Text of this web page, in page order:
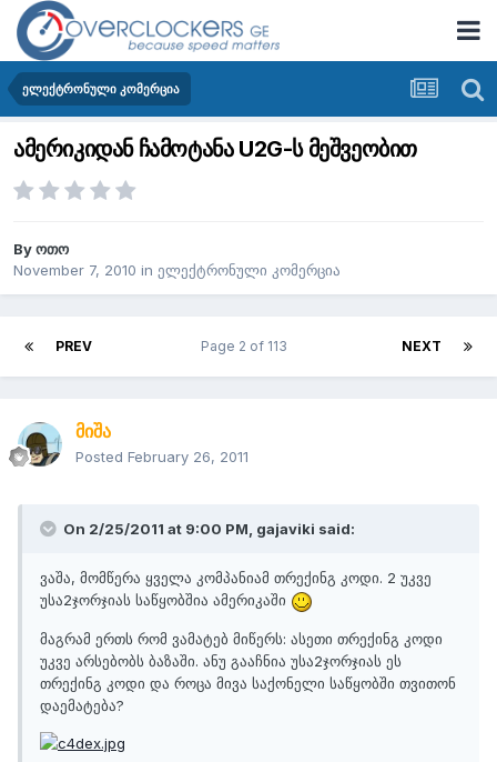
ელექტრონული კომერცია
ამერიკიდან ჩამოტანა U2G-ს მეშვეობით
Byოთო
November 7, 2010 in ელექტრონული კომერცია
PREV NEXT
Page 2 of 113
მიშა
Posted February 26, 2011
On 2/25/2011 at 9:00 PM, gajaviki said:
ვაშა, მომწერა ყველა კომპანიამ თრექინგ კოდი. 2 უკვე
უსა2ჯორჯიას საწყობშია ამერიკაში
მაგრამ ერთს რომ ვამატებ მიწერს: ასეთი თრექინგ კოდი
უკვე არსებობს ბაზაში. ანუ გააჩნია უსა2ჯორჯიას ეს
თრექინგ კოდი და როცა მივა საქონელი საწყობში თვითონ
დაემატება?